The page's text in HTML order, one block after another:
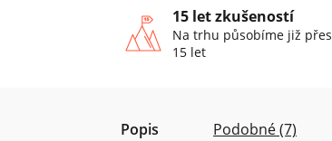
15 let zkušeností
Na trhu působíme již přes
15 let
Popis Podobné (7)